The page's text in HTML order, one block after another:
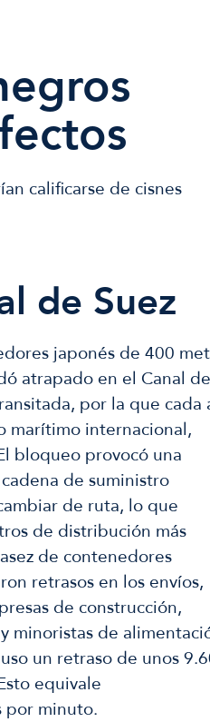
calificarse de cisnes
de Suez
japonés de 400
atrapado en el Canal de
por la que cada
marítimo internacional,
bloqueo provocó una
de suministro
de ruta, lo que
de distribución más
de contenedores
retrasos en los envíos,
de construcción,
minoristas de
un retraso de unos
equivale
por minuto.